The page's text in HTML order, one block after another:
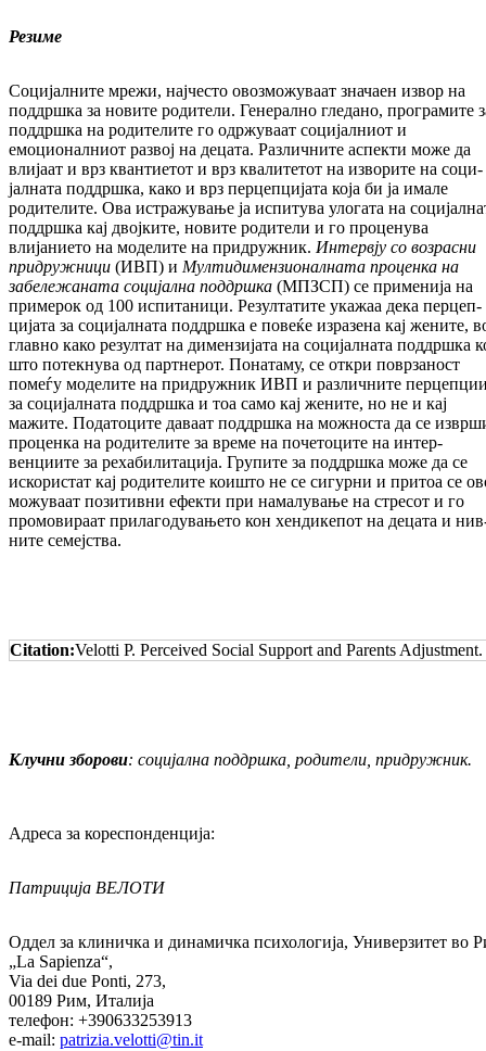
Резиме
Социјалните мрежи, најчесто овозможуваат зна­чаен извор на
поддршка за новите ро­ди­те­ли. Генерално гледано, програмите
по­д­дрш­ка на родителите го одржуваат соци­јал­ниот и
емоционалниот развој на децата. Раз­лич­ните аспекти може да
влијаат и врз ква­нти­етот и врз квалитетот на изворите на со­ци­
јалната поддршка, како и врз пер­цеп­ци­ја­та ко­ја би ја имале
родителите. Ова истра­жу­ва­­ње ја испитува улогата на
под­дрш­ка кај двојките, новите родители и го про­ценува
влијанието на моделите на при­друж­ник. Интервју со возрасни
придру­ж­ни­ци (ИВП) и Мултидимензионалната про­цен­ка на
забележаната социјална поддршка (МПЗСП) се применија на
примерок од 100 испи­таници. Резултатите укажаа дека пер­цеп­
цијата за социјалната поддршка е повеќе изра­зена кај жените,
главно како резултат на димензијата на социјалната поддршка
што потекнува од партнерот. Понатаму, се откри поврзаност
помеѓу моделите на при­дру­ж­ник ИВП и различните
за со­цијалната поддршка и тоа само кај жените, но не и кај
мажите. Податоците даваат по­д­дршка на можноста да се
проценка на родителите за време на почетоците на интер­
венциите за рехабилитација. Групите за поддршка може да се
искористат кај ро­дите­лите коишто не се сигурни и притоа се
можуваат позитивни ефекти при на­ма­лу­вање на стресот и го
промовираат при­ла­го­ду­вањето кон хендикепот на децата и
ни­те семејства.
Citation:Velotti P. Perceived Social Support and Parents
Клучни зборови: социјална поддршка, родители, придружник.
Адреса за кореспонденција:
Патриција ВЕЛОТИ
Оддел за клиничка и динамичка психологија, Универзитет во
„La Sapienza“,
Via dei due Ponti, 273,
00189 Рим, Италија
телефон: +390633253913
e-mail: patrizia.velotti@tin.it